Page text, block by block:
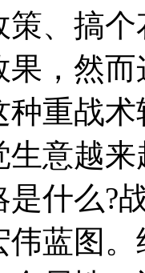
、搞
，然
种重战
生意越
么?战
蓝图